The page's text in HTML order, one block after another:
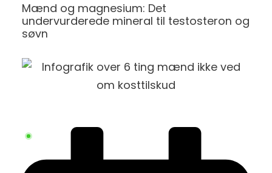
Mænd og magnesium: Det
undervurderede mineral til testosteron og
søvn